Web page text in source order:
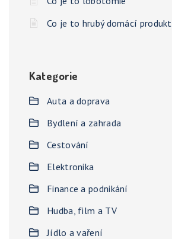
Co je to hrubý domácí produkt
Kategorie
Auta a doprava
Bydlení a zahrada
Cestování
Elektronika
Finance a podnikání
Hudba, film a TV
Jídlo a vaření